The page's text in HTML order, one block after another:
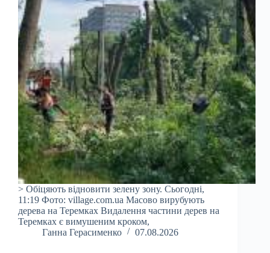
> Обіцяють відновити зелену зону. Сьогодні,
11:19 Фото: village.com.ua Масово вирубують
дерева на Теремках Видалення частини дерев на
Теремках є вимушеним кроком,
Ганна Герасименко
07.08.2026